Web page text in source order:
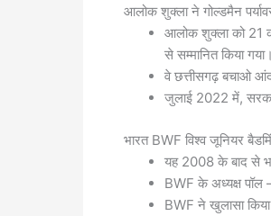
आलोक शुक्ला ने गोल्डमैन
आलोक शुक्ला को 21
से सम्मानित किया गया।
वे छत्तीसगढ़ बचाओ
जुलाई 2022 में,
भारत BWF विश्व जूनियर
यह 2008 के बाद से
BWF के अध्यक्ष पॉल
BWF ने खुलासा